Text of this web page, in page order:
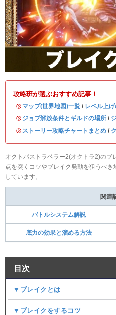
攻略班が選ぶおすすめ記事！
・ マップ(世界地図)一覧 / レベル上
・ ジョブ解放条件とギルドの場所 /
・ ストーリー攻略チャートまとめ /
オクトパストラベラー2(オクトラ2)の
点を突くコツやブレイク発動を狙うべ
しています。
関連
バトルシステム解説
底力の効果と溜める方法
目次
▼ブレイクとは
▼ブレイクをするコツ